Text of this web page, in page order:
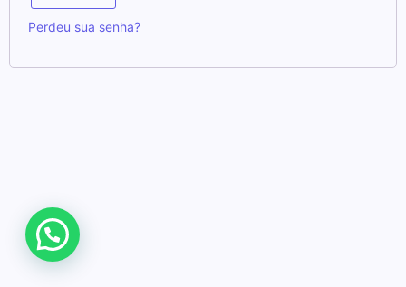
Perdeu sua senha?